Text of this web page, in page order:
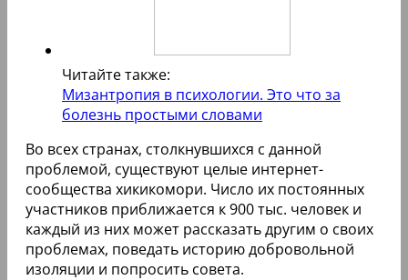
Читайте также:
Мизантропия в психологии. Это что за
болезнь простыми словами
Во всех странах, столкнувшихся с данной
проблемой, существуют целые интернет-
сообщества хикикомори. Число их постоянных
участников приближается к 900 тыс. человек и
каждый из них может рассказать другим о своих
проблемах, поведать историю добровольной
изоляции и попросить совета.